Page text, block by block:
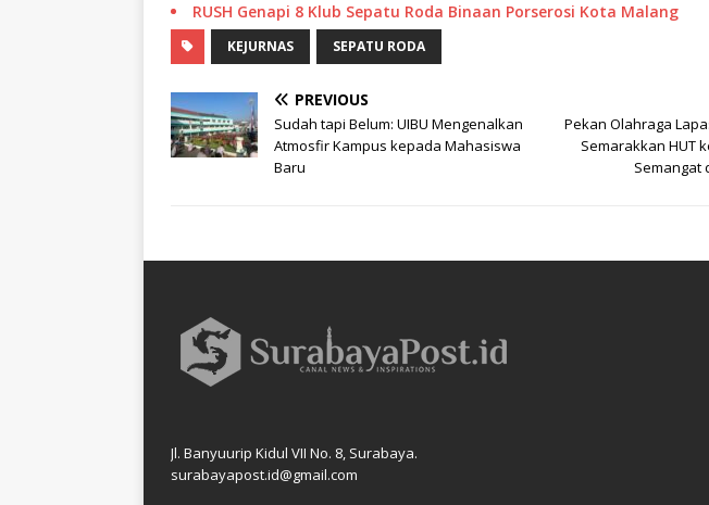
RUSH Genapi 8 Klub Sepatu Roda Binaan Porserosi Kota Malang
KEJURNAS SEPATU RODA
PREVIOUS
Sudah tapi Belum: UIBU Mengenalkan
Atmosfir Kampus kepada Mahasiswa
Baru
Pekan Olahraga
Semarakkan HUT
Semangat
Jl. Banyuurip Kidul VII No. 8, Surabaya.
surabayapost.id@gmail.com